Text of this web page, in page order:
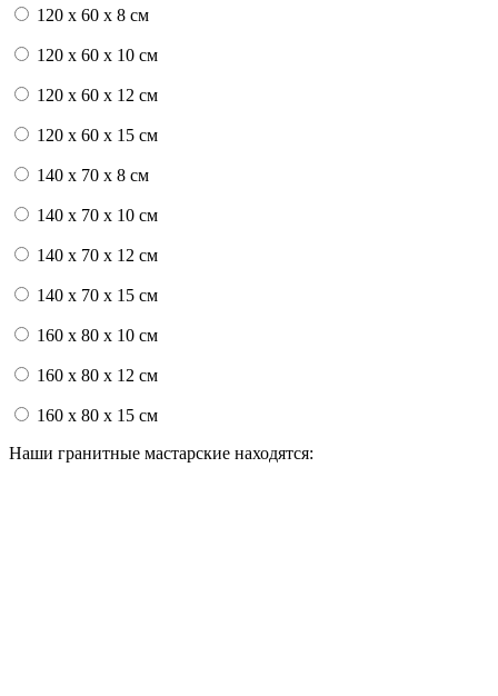
120 x 60 x 8 см
120 x 60 x 10 см
120 x 60 x 12 см
120 x 60 x 15 см
140 x 70 x 8 см
140 x 70 x 10 см
140 x 70 x 12 см
140 x 70 x 15 см
160 x 80 x 10 см
160 x 80 x 12 см
160 x 80 x 15 см
Наши гранитные мастарские находятся: